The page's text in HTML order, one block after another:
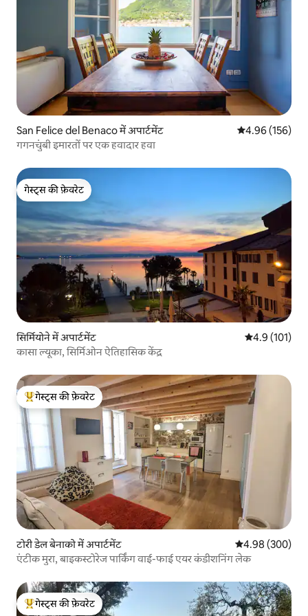
San Felice del Benaco में अपार्टमेंट औसत रेटिंग 5 में से
4.96 (156)
गगनचुंबी इमारतों पर एक हवादार हवा
गेस्ट्स की फ़ेवरेट
गेस्ट्स की फ़ेवरेट
सिर्मियोने में अपार्टमेंट औसत रेटिंग 5 में
4.9 (101)
कासा ल्यूका, सिर्मिओन ऐतिहासिक केंद्र
गेस्ट्स का टॉप फ़ेवरेट
गेस्ट्स की फ़ेवरेट
टोरी डेल बेनाको में अपार्टमेंट औसत रेटिंग 5 में से
4.98 (300)
एंटीक मुरा, बाइकस्टोरेज पार्किंग वाई-फाई एयर कंडीशनिंग लेक
गेस्ट्स का टॉप फ़ेवरेट
गेस्ट्स की फ़ेवरेट